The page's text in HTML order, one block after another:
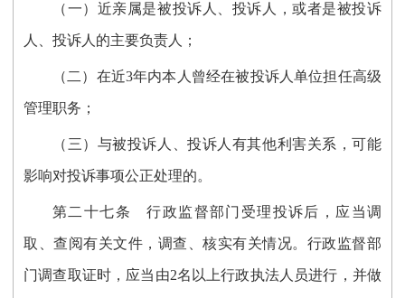
（一）近亲属是被投诉人、投诉人，或者是被投诉
人、投诉人的主要负责人；
（二） 在近3年内本人曾经在被投诉人单位担任高级
管理职务；
（三）与被投诉人、投诉人有其他利害关系，可能
影响对投诉事项公正处理的。
第二十七条 行政监督部门受理投诉后，应当调
取、查阅有关文件，调查、核实有关情况。行政监督部
门调查取证时，应当由2名以上行政执法人员进行，并做